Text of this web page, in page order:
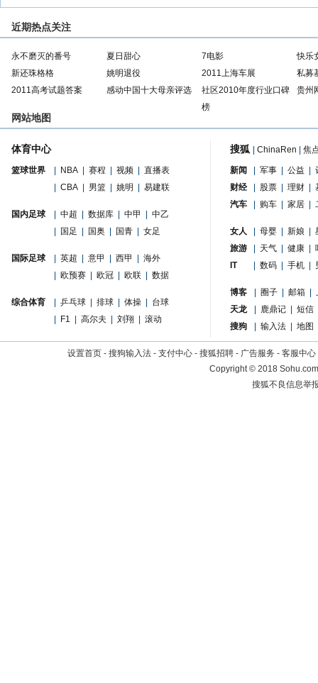
近期热点关注
永不磨灭的番号 夏日甜心 7电影
快乐
新还珠格格
姚明退役 2011上海车展
私募
2011高考试题答案
感动中国十大母亲评选
社区2010年度行业口碑
榜
贵州
网站地图
体育中心
篮球世界 NBA 赛程 视频
直播表
CBA 男篮 姚明 易建联
国内足球 中超 数据库 中甲
中乙
国足 国奥 国青 女足
国际足球 英超 意甲 西甲
海外
欧预赛 欧冠 欧联 数据
综合体育 乒乓球 排球 体操
台球
F1 高尔夫 刘翔 滚动
搜狐 ChinaRen 焦
新闻 军事 公益
财经
股票 理财
汽车
购车 家居
女人 母婴 新娘
旅游
天气 健康
IT
数码 手机
博客 圈子 邮箱
天龙
鹿鼎记
短信
搜狗
输入法 地图
设置首页 - 搜狗输入法 - 支付中心 - 搜狐招聘 - 广告服务 - 客服中心
Copyright©2018
搜狐不良信息举